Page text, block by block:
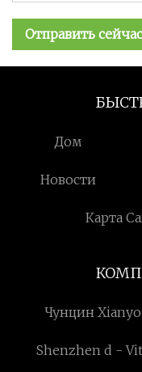
Отправить сейчас
Дом
Новости
Карта
Чунцин
Co., Ltd.
Shenzhen d -